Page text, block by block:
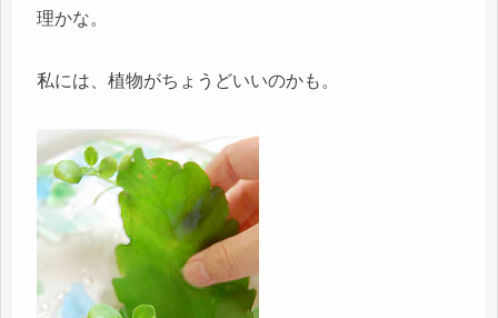
理かな。
私には、植物がちょうどいいのかも。